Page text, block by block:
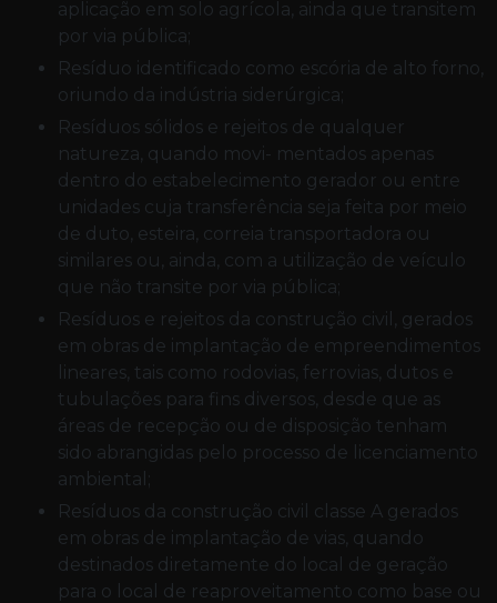
aplicação em solo agrícola, ainda que transitem
por via pública;
resíduo identificado como escória de alto forno,
oriundo da indústria siderúrgica;
resíduos sólidos e rejeitos de qualquer
natureza, quando movi- mentados apenas
dentro do estabelecimento gerador ou entre
unidades cuja transferência seja feita por meio
de duto, esteira, correia transportadora ou
similares ou, ainda, com a utilização de veículo
que não transite por via pública;
resíduos e rejeitos da construção civil, gerados
em obras de implantação de empreendimentos
lineares, tais como rodovias, ferrovias, dutos e
tubulações para fins diversos, desde que as
áreas de recepção ou de disposição tenham
sido abrangidas pelo processo de licenciamento
ambiental;
resíduos da construção civil classe A gerados
em obras de implantação de vias, quando
destinados diretamente do local de geração
para o local de reaproveitamento como base ou